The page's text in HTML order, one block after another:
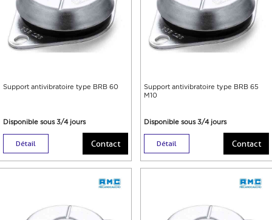
Support antivibratoire type BRB 60
Disponible sous 3/4 jours
Détail Contact
Support antivibratoire type BRB 65
M10
Disponible sous 3/4 jours
Détail Contact